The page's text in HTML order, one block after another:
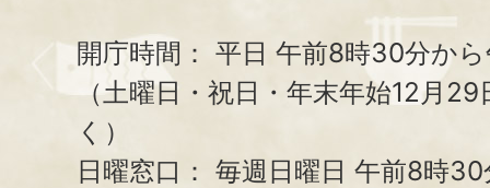
開庁時間： 平日 午前8時30分か
（土曜日・祝日・年末年始12月
く）
日曜窓口： 毎週日曜日 午前8時